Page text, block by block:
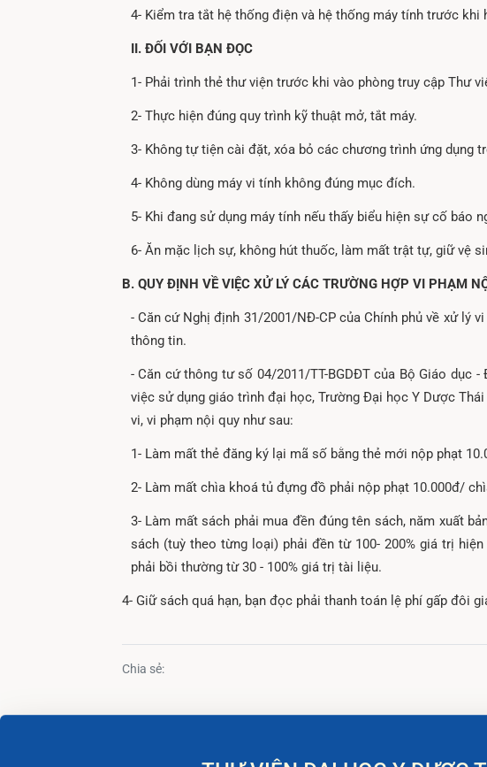
4- Kiểm tra tắt hệ thống điện và hệ thống máy tính trước khi
II. ĐỐI VỚI BẠN ĐỌC
1- Phải trình thẻ thư viện trước khi vào phòng truy cập Thư
2- Thực hiện đúng quy trình kỹ thuật mở, tắt máy.
3- Không tự tiện cài đặt, xóa bỏ các chương trình ứng dụng
4- Không dùng máy vi tính không đúng mục đích.
5- Khi đang sử dụng máy tính nếu thấy biểu hiện sự cố báo
6- Ăn mặc lịch sự, không hút thuốc, làm mất trật tự, giữ vệ
B. QUY ĐỊNH VỀ VIỆC XỬ LÝ CÁC TRƯỜNG HỢP VI PHẠM
- Căn cứ Nghị định 31/2001/NĐ-CP của Chính phủ về xử lý
thông tin.
- Căn cứ thông tư số 04/2011/TT-BGDĐT của Bộ Giáo dục
việc sử dụng giáo trình đại học, Trường Đại học Y Dược
vi, vi phạm nội quy như sau:
1- Làm mất thẻ đăng ký lại mã số bằng thẻ mới nộp phạt
2- Làm mất chìa khoá tủ đựng đồ phải nộp phạt 10.000đ/
3- Làm mất sách phải mua đền đúng tên sách, năm xuất
sách (tuỳ theo từng loại) phải đền từ 100- 200% giá trị
phải bồi thường từ 30 - 100% giá trị tài liệu.
4- Giữ sách quá hạn, bạn đọc phải thanh toán lệ phí gấp đôi
Chia sẻ: